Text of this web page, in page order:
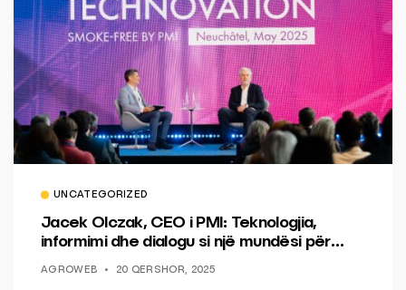
UNCATEGORIZED
Jacek Olczak, CEO i PMI: Teknologjia,
informimi dhe dialogu si një mundësi për
AGROWEB 20 QERSHOR, 2025